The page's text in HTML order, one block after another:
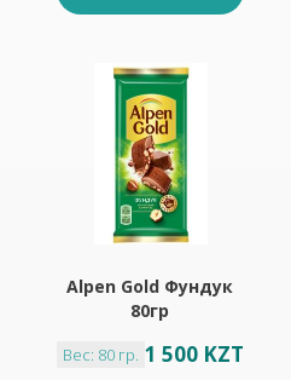
Alpen Gold Фундук
80гр
Вес: 80 гр. 1 500 KZT